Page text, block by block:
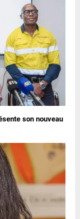
son nouveau